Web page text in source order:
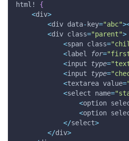
html!
{
<div>
<div data- key="abc">
<div class="parent">
<span class=
<label for=
<input type=
<input type=
<textarea value=
<select name=
<option
<option
</select>
</div>